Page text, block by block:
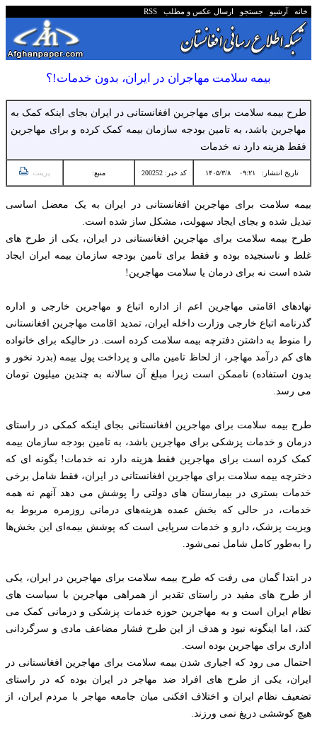
خانه آرشیو جستجو ارسال عکس و مطلب RSS
بیمه سلامت مهاجران در ایران، بدون خدمات!؟
طرح بیمه سلامت برای مهاجرین افغانستانی در ایران بجای اینکه کمک به
مهاجرین باشد، به تامین بودجه سازمان بیمه کمک کرده و برای مهاجرین
فقط هزینه دارد نه خدمات
تاریخ انتشار: ۰۹:۲۱ ۱۴۰۵/۳/۸ کد خبر: 200252 منبع: پرینت
بیمه سلامت برای مهاجرین افغانستانی در ایران به یک معضل اساسی
تبدیل شده و بجای ایجاد سهولت، مشکل ساز شده است.
طرح بیمه سلامت برای مهاجرین افغانستانی در ایران، یکی از طرح های
غلط و ناسنجیده بوده و فقط برای تامین بودجه سازمان بیمه ایران ایجاد
شده است نه برای درمان یا سلامت مهاجرین!
نهادهای اقامتی مهاجرین اعم از اداره اتباع و مهاجرین خارجی و اداره
گذرنامه اتباع خارجی وزارت داخله ایران، تمدید اقامت مهاجرین افغانستانی
را منوط به داشتن دفترچه بیمه سلامت کرده است. در حالیکه برای خانواده
های کم درآمد مهاجر، از لحاظ تامین مالی و پرداخت پول بیمه (بدرد نخور و
بدون استفاده) ناممکن است زیرا مبلغ آن سالانه به چندین میلیون تومان
می رسد.
طرح بیمه سلامت برای مهاجرین افغانستانی بجای اینکه کمکی در راستای
درمان و خدمات پزشکی برای مهاجرین باشد، به تامین بودجه سازمان بیمه
کمک کرده است برای مهاجرین فقط هزینه دارد نه خدمات! بگونه ای که
دخترچه بیمه سلامت برای مهاجرین افغانستانی در ایران، فقط شامل برخی
خدمات بستری در بیمارستان های دولتی را پوشش می دهد آنهم نه همه
خدمات، در حالی که بخش عمده هزینه‌های درمانی روزمره مربوط به
ویزیت پزشک، دارو و خدمات سرپایی است که پوشش بیمه‌ای این بخش‌ها
را به‌طور کامل شامل نمی‌شود.
در ابتدا گمان می رفت که طرح بیمه سلامت برای مهاجرین در ایران، یکی
از طرح های مفید در راستای تقدیر از همراهی مهاجرین با سیاست های
نظام ایران است و به مهاجرین حوزه خدمات پزشکی و درمانی کمک می
کند، اما اینگونه نبود و هدف از این طرح فشار مضاعف مادی و سرگردانی
اداری برای مهاجرین بوده است.
احتمال می رود که اجباری شدن بیمه سلامت برای مهاجرین افغانستانی در
ایران، یکی از طرح های افراد ضد مهاجر در ایران بوده که در راستای
تضعیف نظام ایران و اختلاف افکنی میان جامعه مهاجر با مردم ایران، از
هیچ کوششی دریغ نمی ورزند.